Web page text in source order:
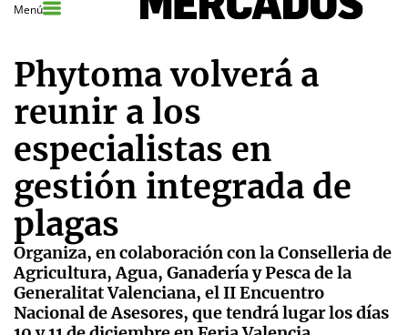
Menú
Phytoma volverá a
reunir a los
especialistas en
gestión integrada de
plagas
Organiza, en colaboración con la Conselleria de
Agricultura, Agua, Ganadería y Pesca de la
Generalitat Valenciana, el II Encuentro
Nacional de Asesores, que tendrá lugar los días